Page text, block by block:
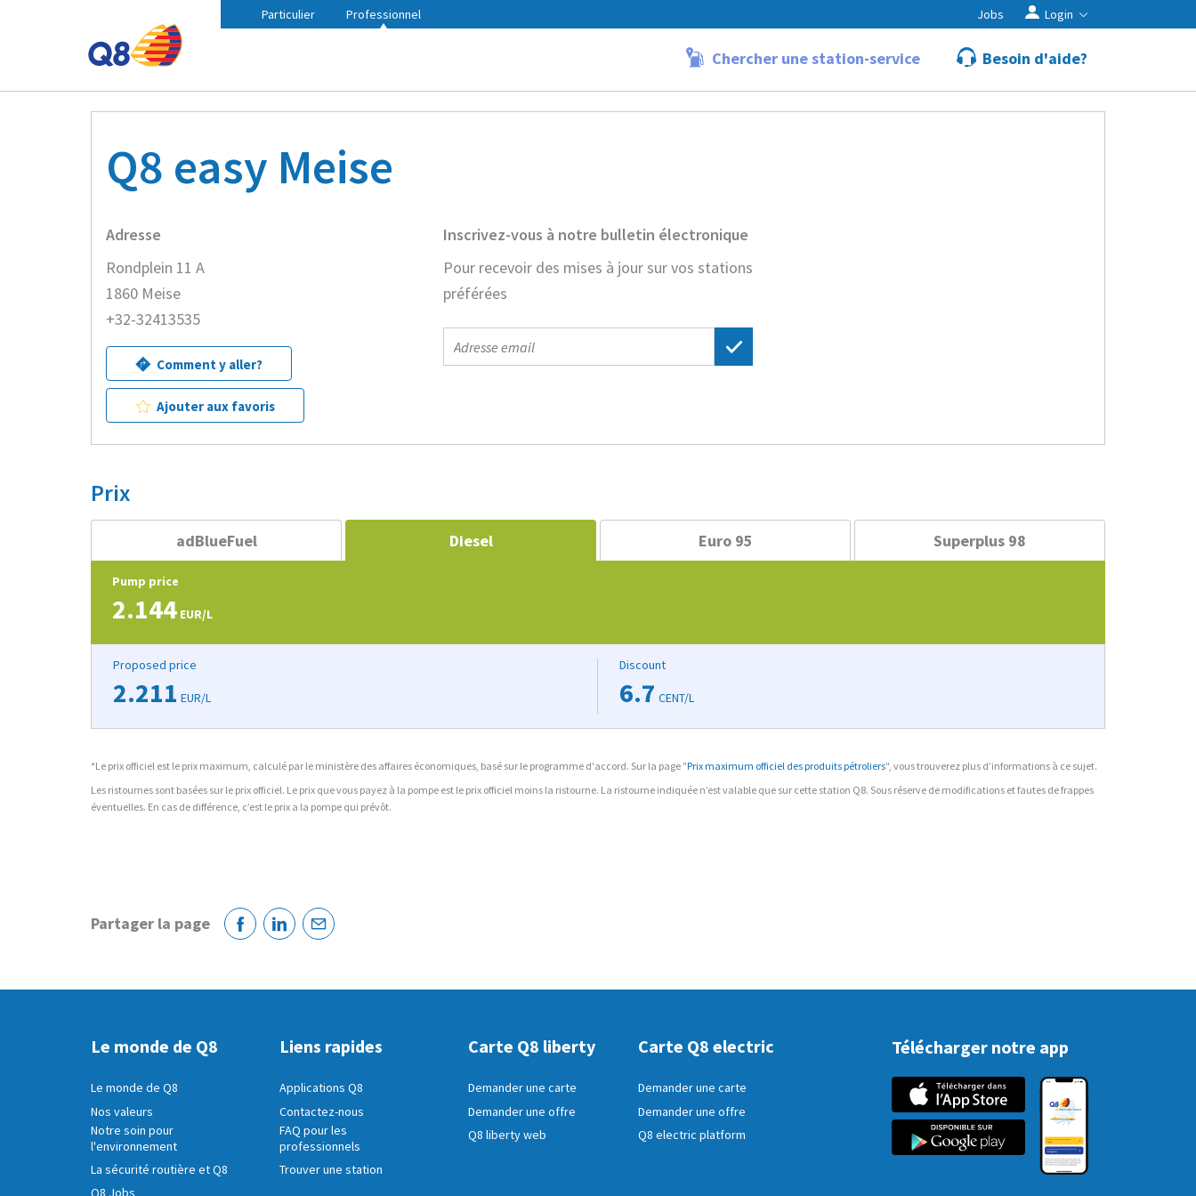
Particulier Professionnel Jobs Login
Chercher une station-service Besoin d'aide?
Q8 easy Meise
Adresse
Rondplein 11 A
1860 Meise
+32-32413535
Comment y aller?
Ajouter aux favoris
Inscrivez-vous à notre bulletin électronique
Pour recevoir des mises à jour sur vos stations
préférées
E-
mail
Prix
adBlueFuel Diesel Euro 95 Superplus 98
Pump price
2.144 EUR/L
Proposed price
2.211 EUR/L
Discount
6.7 CENT/L
*Le prix officiel est le prix maximum, calculé par le ministère des affaires économiques, basé sur le programme d'accord. Sur la page "Prix maximum officiel des produits pétroliers", vous trouverez plus d’informations à ce sujet.
Les ristournes sont basées sur le prix officiel. Le prix que vous payez à la pompe est le prix officiel moins la ristourne. La ristourne indiquée n’est valable que sur cette station Q8. Sous réserve de modifications et fautes de frappes
éventuelles. En cas de différence, c’est le prix a la pompe qui prévôt.
Partager la page
FacebookLinkedinCourriel
Le monde de Q8
Le monde de Q8
Nos valeurs
Notre soin pour
l'environnement
La sécurité routière et Q8
Q8 Jobs
Liens rapides
Applications Q8
Contactez-nous
FAQ pour les
professionnels
Trouver une station
Carte Q8 liberty
Demander une carte
Demander une offre
Q8 liberty web
Carte Q8 electric
Demander une carte
Demander une offre
Q8 electric platform
Télécharger notre app